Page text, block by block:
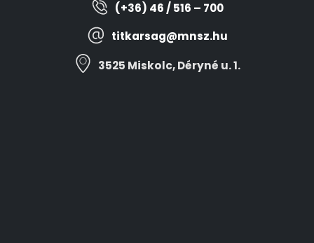
(+36) 46 / 516 – 700
titkarsag@mnsz.hu
3525 Miskolc, Déryné u. 1.